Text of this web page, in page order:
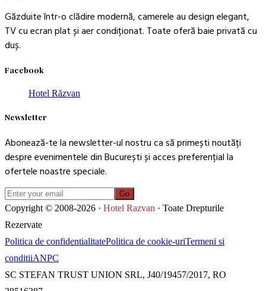
Găzduite într-o clădire modernă, camerele au design elegant,
TV cu ecran plat și aer condiționat. Toate oferă baie privată cu
duș.
Facebook
Hotel Răzvan
Newsletter
Abonează-te la newsletter-ul nostru ca să primești noutăți
despre evenimentele din București și acces preferențial la
ofertele noastre speciale.
Go
Copyright © 2008-2026 · Hotel Razvan · Toate Drepturile
Rezervate
Politica de confidentialitatePolitica de cookie-uriTermeni si
conditiiANPC
SC STEFAN TRUST UNION SRL, J40/19457/2017, RO